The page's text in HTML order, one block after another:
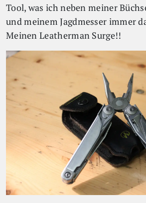
Tool, was ich neben meiner
und meinem Jagdmesser immer
Meinen Leatherman Surge!!